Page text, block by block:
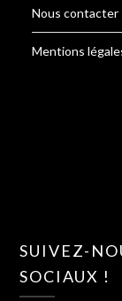
Nous contacter
Mentions
SUIVEZ-
SOCIAUX !